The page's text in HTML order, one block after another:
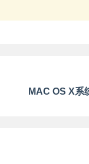
MAC OS X系